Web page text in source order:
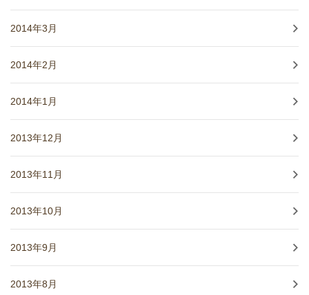
2014年3月
2014年2月
2014年1月
2013年12月
2013年11月
2013年10月
2013年9月
2013年8月